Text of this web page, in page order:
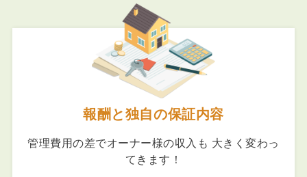
報酬と独自の保証内容
管理費用の差でオーナー様の収入も 大きく変わっ
てきます！